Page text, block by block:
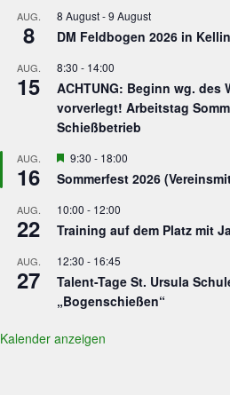
AUG.
8
8 August-9 August
DM Feldbogen 2026 in
AUG.
15
8:30 - 14:00
ACHTUNG: Beginn wg. des
vorverlegt! Arbeitstag
Schießbetrieb
AUG.
16
Hervorgehoben
9:30 - 18:00
Sommerfest 2026
AUG.
22
10:00 - 12:00
Training auf dem Platz mit
AUG.
27
12:30 - 16:45
Talent-Tage St. Ursula
„Bogenschießen“
Kalender anzeigen